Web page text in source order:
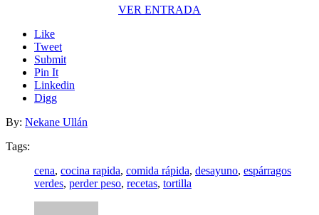
VER ENTRADA
Like
Tweet
Submit
Pin It
Linkedin
Digg
By: Nekane Ullán
Tags:
cena, cocina rapida, comida rápida, desayuno, espárragos
verdes, perder peso, recetas, tortilla